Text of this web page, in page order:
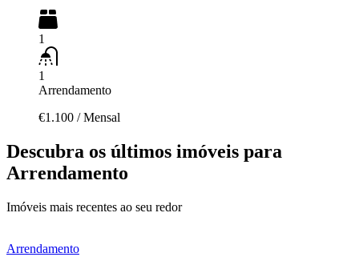
1
1
Arrendamento
€1.100 / Mensal
Descubra os últimos imóveis para
Arrendamento
Imóveis mais recentes ao seu redor
Arrendamento